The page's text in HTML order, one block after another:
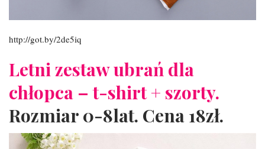
http://got.by/2de5iq
Letni zestaw ubrań dla
chłopca – t-shirt + szorty.
Rozmiar 0-8lat. Cena 18zł.